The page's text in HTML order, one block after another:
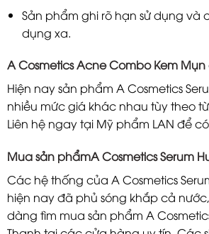
Sản phẩm ghi rõ hạn sử dụng và
dụng xa.
A Cosmetics Acne Combo Kem
Hiện nay sản phẩm A Cosmetics
nhiều mức giá khác nhau tùy theo
Liên hệ ngay tại Mỹ phẩm LAN để
Mua sản phẩmA Cosmetics Serum
Các hệ thống của A Cosmetics
hiện nay đã phủ sóng khắp cả
dàng tìm mua sản phẩm A